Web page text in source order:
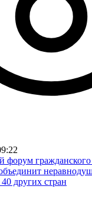
гражданского
других стран